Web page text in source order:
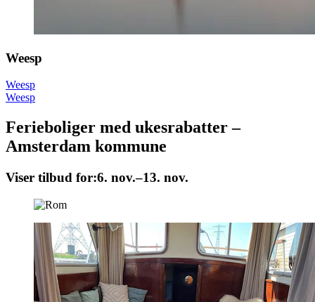
Weesp
Weesp
Weesp
Ferieboliger med ukesrabatter –
Amsterdam kommune
Viser tilbud for:6. nov.–13. nov.